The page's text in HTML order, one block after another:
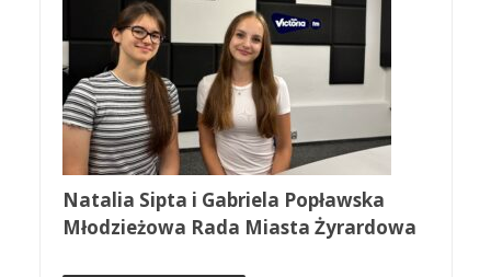
Natalia Sipta i Gabriela Popławska
Młodzieżowa Rada Miasta Żyrardowa